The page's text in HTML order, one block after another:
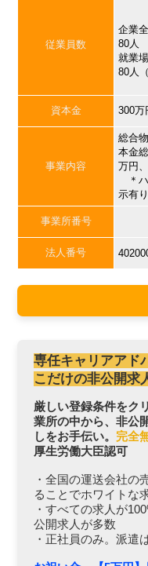
従業員数
企業
80人
就業
80人
資本金 300万
事業内容
総合
本金
万円
＊ハ
示有り
事業所番号
法人番号
専任キャリアアド
こだけの非公開求
厳しい登録条件をク
業所の中から、非公
しをお手伝い。 完全
厚生労働大臣認可
・全国の運送会社の
ることでホワイトな
・すべての求人が
公開求人が多数
・正社員のみ。派遣